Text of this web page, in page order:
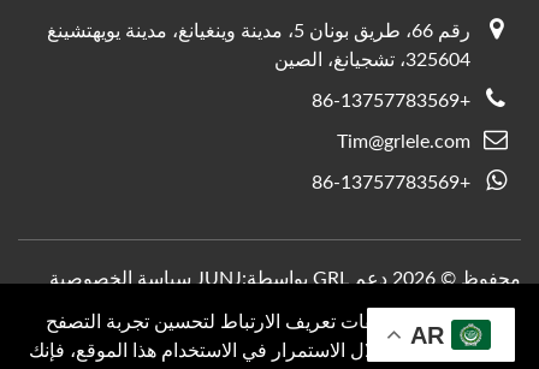
نحن نستخدم ملفات تعريف الارتباط لتحسين تجربة التصفح
الخاصة بك. من خلال الاستمرار في الاستخدام هذا الموقع، فإنك
رقم 66، طريق بونان 5، مدينة وينغيانغ، مدينة يويهتشينغ
325604، تشجيانغ، الصين
+86-13757783569
Tim@grlele.com
+86-13757783569
محفوظ © 2026 دعم GRL بواسطة: JUNJ سياسة الخصوصية
AR